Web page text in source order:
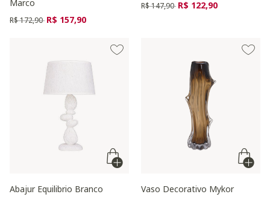
Marco
Preço reduzido de
R$ 172,90 para
R$ 157,90
Preço reduzido de
R$ 147,90 para
R$ 122,90
Abajur Equilibrio Branco
Vaso Decorativo Mykor